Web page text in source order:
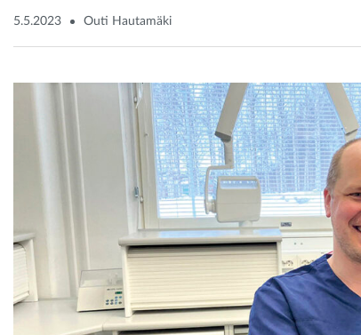
5.5.2023 Outi Hautamäki